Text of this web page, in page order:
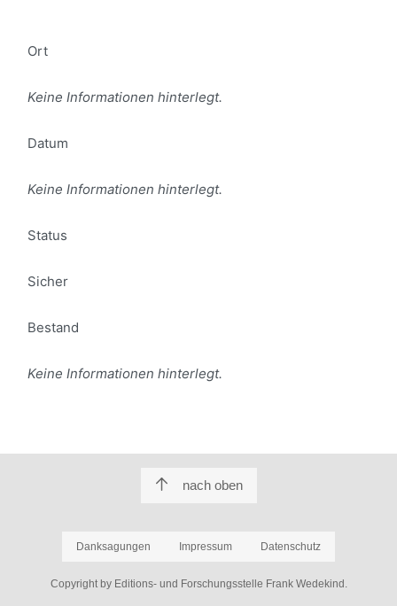
Ort
Keine Informationen hinterlegt.
Datum
Keine Informationen hinterlegt.
Status
Sicher
Bestand
Keine Informationen hinterlegt.
nach oben
Danksagungen Impressum Datenschutz
Copyright by Editions- und Forschungsstelle Frank Wedekind.